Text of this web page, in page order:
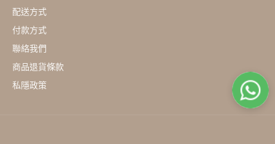
配送方式
付款方式
聯絡我們
商品退貨條款
私隱政策